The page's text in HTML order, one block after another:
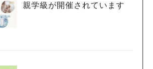
親学級が開催されています